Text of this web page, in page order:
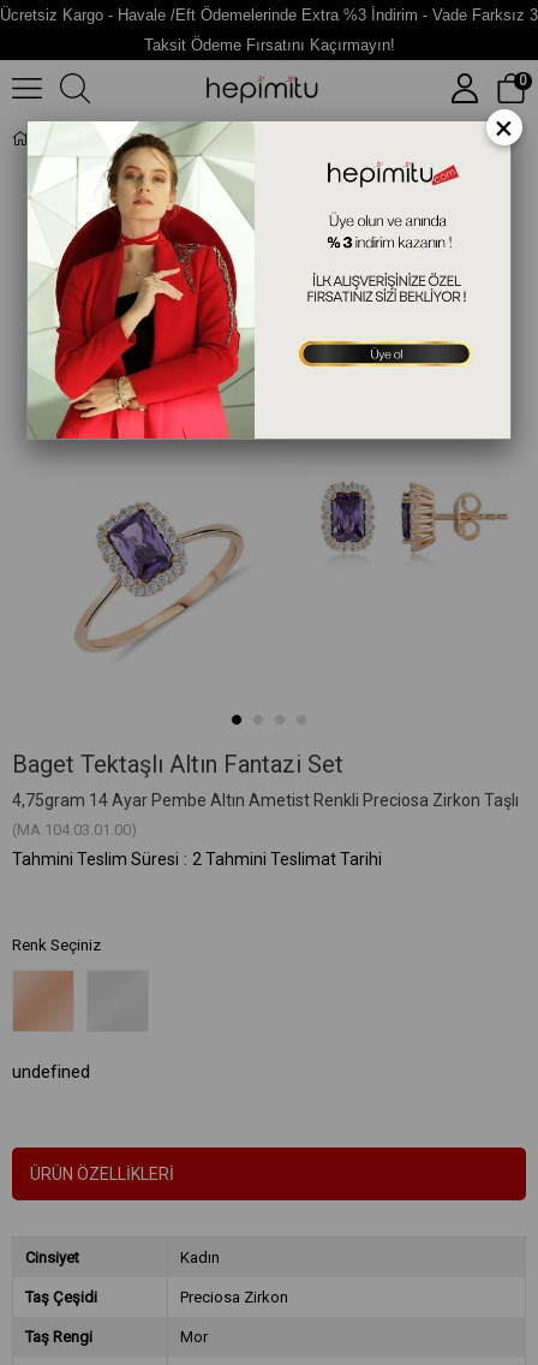
Ücretsiz Kargo - Havale /Eft Ödemelerinde Extra %3 İndirim - Vade Farksız 3
Taksit Ödeme Fırsatını Kaçırmayın!
0
Baget Tektaşlı Altın Fantazi Set
Baget Tektaşlı Altın Fantazi Set
4,75gram 14 Ayar Pembe Altın Ametist Renkli Preciosa Zirkon Taşlı
(MA.104.03.01.00)
Tahmini Teslim Süresi : 2 Tahmini Teslimat Tarihi
Renk Seçiniz
undefined
ÜRÜN ÖZELLIKLERI
Cinsiyet Kadın
Taş Çeşidi Preciosa Zirkon
Taş Rengi Mor
×